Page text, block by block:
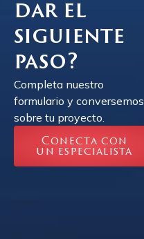
dar el
siguiente
paso?
Completa nuestro
formulario y conversemos
sobre tu proyecto.
Conecta con
un especialista